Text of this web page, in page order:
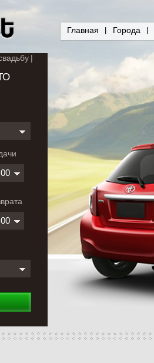
Главная Города
00
00